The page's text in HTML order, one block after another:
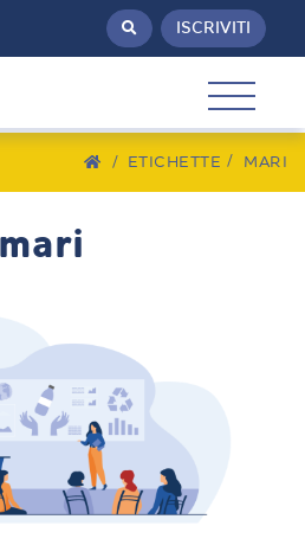
ISCRIVITI
/ ETICHETTE MARI
mari